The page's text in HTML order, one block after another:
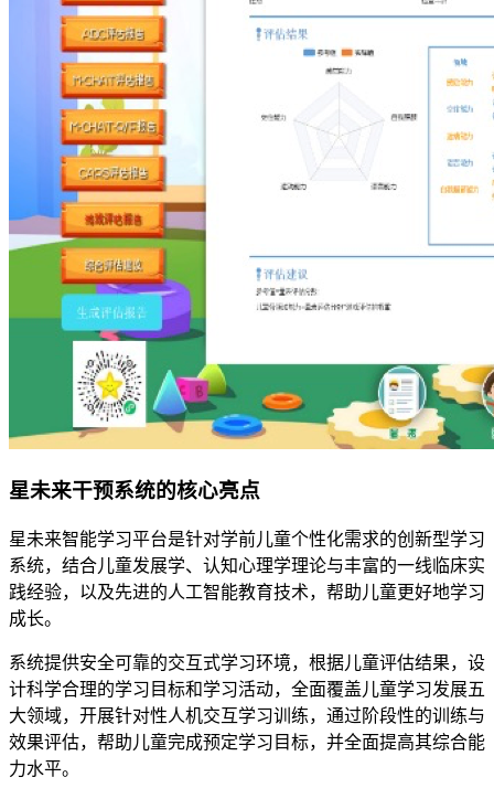
星未来干预系统的核心亮点
星未来智能学习平台是针对学前儿童个性化需求的创新型学习
系统，结合儿童发展学、认知心理学理论与丰富的一线临床实
践经验，以及先进的人工智能教育技术，帮助儿童更好地学习
成长。
系统提供安全可靠的交互式学习环境，根据儿童评估结果，设
计科学合理的学习目标和学习活动，全面覆盖儿童学习发展五
大领域，开展针对性人机交互学习训练，通过阶段性的训练与
效果评估，帮助儿童完成预定学习目标，并全面提高其综合能
力水平。